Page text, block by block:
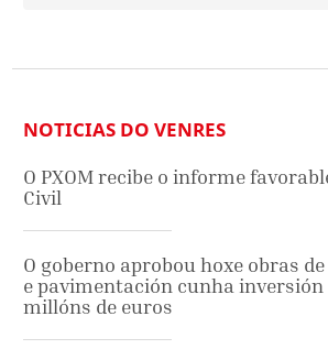
NOTICIAS DO VENRES
O PXOM recibe o informe
Civil
O goberno aprobou hoxe obras
e pavimentación cunha inversión
millóns de euros